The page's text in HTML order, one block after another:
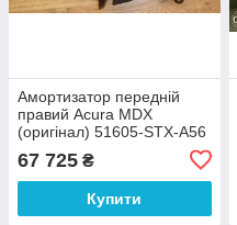
Амортизатор передній
правий Acura MDX
(оригінал) 51605-STX-A56
67 725 ₴
Купити